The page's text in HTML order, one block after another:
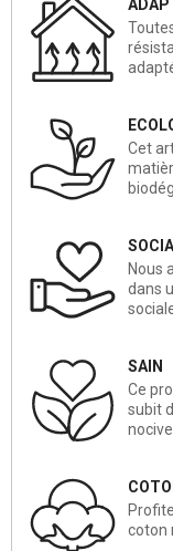
Cet
Nous
dans
SAIN
Ce
subit
coton